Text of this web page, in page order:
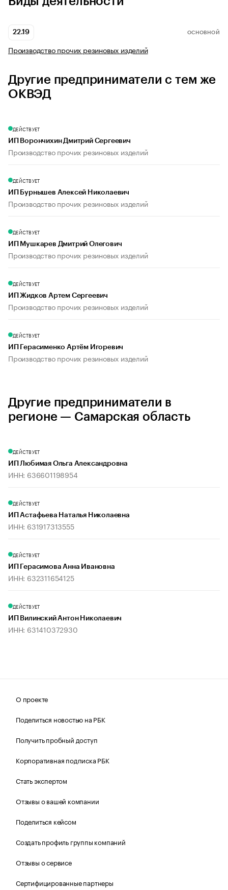
22.19 ОСНОВНОЙ
Производство прочих резиновых изделий
Другие предприниматели с тем же
ОКВЭД
ДЕЙСТВУЕТ
ИП Ворончихин Дмитрий Сергеевич
Производство прочих резиновых изделий
ДЕЙСТВУЕТ
ИП Бурнышев Алексей Николаевич
Производство прочих резиновых изделий
ДЕЙСТВУЕТ
ИП Мушкарев Дмитрий Олегович
Производство прочих резиновых изделий
ДЕЙСТВУЕТ
ИП Жидков Артем Сергеевич
Производство прочих резиновых изделий
ДЕЙСТВУЕТ
ИП Герасименко Артём Игоревич
Производство прочих резиновых изделий
Другие предприниматели в
регионе — Самарская область
ДЕЙСТВУЕТ
ИП Любимая Ольга Александровна
ИНН: 636601198954
ДЕЙСТВУЕТ
ИП Астафьева Наталья Николаевна
ИНН: 631917313555
ДЕЙСТВУЕТ
ИП Герасимова Анна Ивановна
ИНН: 632311654125
ДЕЙСТВУЕТ
ИП Вилинский Антон Николаевич
ИНН: 631410372930
О проекте
Поделиться новостью на РБК
Получить пробный доступ
Корпоративная подписка РБК
Стать экспертом
Отзывы о вашей компании
Поделиться кейсом
Создать профиль группы компаний
Отзывы о сервисе
Сертифицированные партнеры